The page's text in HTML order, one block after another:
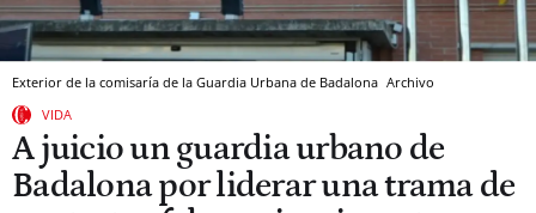
Exterior de la comisaría de la Guardia Urbana de Badalona Archivo
VIDA
A juicio un guardia urbano de
Badalona por liderar una trama de